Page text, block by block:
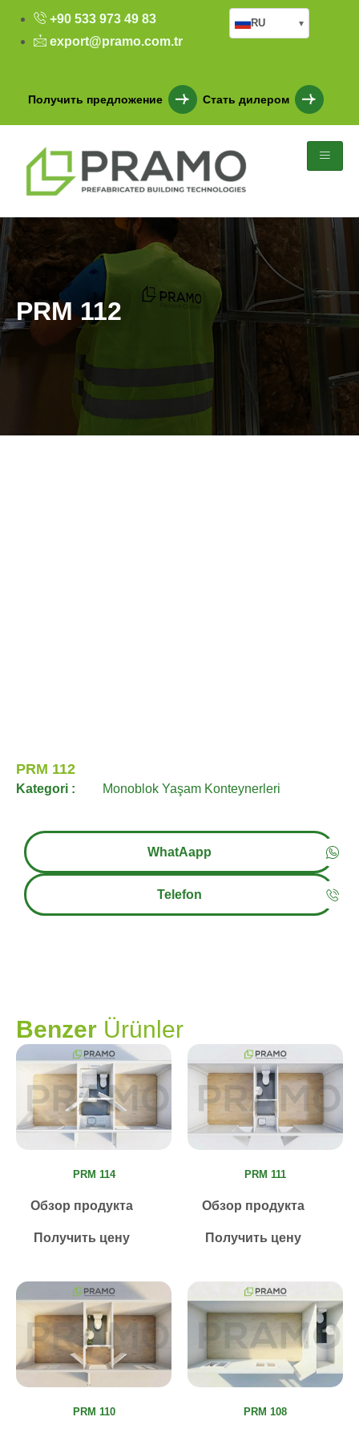
+90 533 973 49 83
export@pramo.com.tr
Получить предложение Стать дилером
RU ▾
PRM 112
PRM 112
Kategori : Monoblok Yaşam Konteynerleri
WhatAapp
Telefon
PRAMO
Benzer Ürünler
PRM 114
Обзор продукта
Получить цену
PRM 111
Обзор продукта
Получить цену
PRM 110 PRM 108